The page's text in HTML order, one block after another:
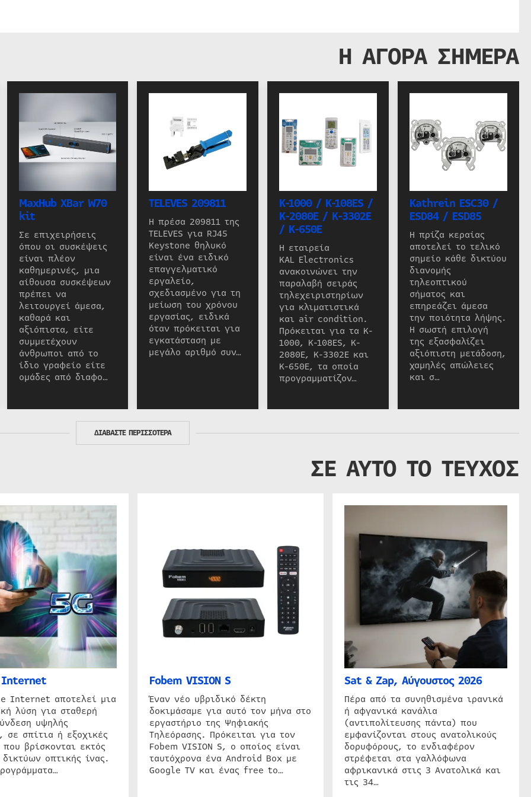
Η ΑΓΟΡΑ ΣΗΜΕΡΑ
MaxHub XBar W70
kit
Σε επιχειρήσεις
όπου οι συσκέψεις
είναι πλέον
καθημερινές, μια
αίθουσα συσκέψεων
πρέπει να
λειτουργεί άμεσα,
καθαρά και
αξιόπιστα, είτε
συμμετέχουν
άνθρωποι από το
ίδιο γραφείο είτε
ομάδες από διαφο…
TELEVES 209811
Η πρέσα 209811 της
TELEVES για RJ45
Keystone θηλυκό
είναι ένα ειδικό
επαγγελματικό
εργαλείο,
σχεδιασμένο για τη
μείωση του χρόνου
εργασίας, ειδικά
όταν πρόκειται για
εγκατάσταση με
μεγάλο αριθμό συν…
K-1000 / K-108ES /
K-2080E / K-3302E
/ K-650E
Η εταιρεία
KAL Electronics
ανακοινώνει την
παραλαβή σειράς
τηλεχειριστηρίων
για κλιματιστικά
και air condition.
Πρόκειται για τα K-
1000, K-108ES, K-
2080E, K-3302E και
K-650E, τα οποία
προγραμματίζον…
Kathrein ESC30 /
ESD84 / ESD85
Η πρίζα κεραίας
αποτελεί το τελικό
σημείο κάθε δικτύου
διανομής
τηλεοπτικού
σήματος και
επηρεάζει άμεσα
την ποιότητα λήψης.
Η σωστή επιλογή
της εξασφαλίζει
αξιόπιστη μετάδοση,
χαμηλές απώλειες
και σ…
ΔΙΑΒΑΣΤΕ ΠΕΡΙΣΣΟΤΕΡΑ
ΣΕ ΑΥΤΟ ΤΟ ΤΕΥΧΟΣ
Internet
Internet αποτελεί μια
λύση για σταθερή
υψηλής
σε σπίτια ή εξοχικές
που βρίσκονται εκτός
οπτικής ίνας.
Fobem VISION S
Έναν νέο υβριδικό δέκτη
δοκιμάσαμε για αυτό τον μήνα στο
εργαστήριο της Ψηφιακής
Τηλεόρασης. Πρόκειται για τον
Fobem VISION S, ο οποίος είναι
ταυτόχρονα ένα Android Box με
Google TV και ένας free to…
Sat & Zap, Αύγουστος 2026
Πέρα από τα συνηθισμένα ιρανικά
ή αφγανικά κανάλια
(αντιπολίτευσης πάντα) που
εμφανίζονται στους ανατολικούς
δορυφόρους, το ενδιαφέρον
στρέφεται στα γαλλόφωνα
αφρικανικά στις 3 Ανατολικά και
τις 34…